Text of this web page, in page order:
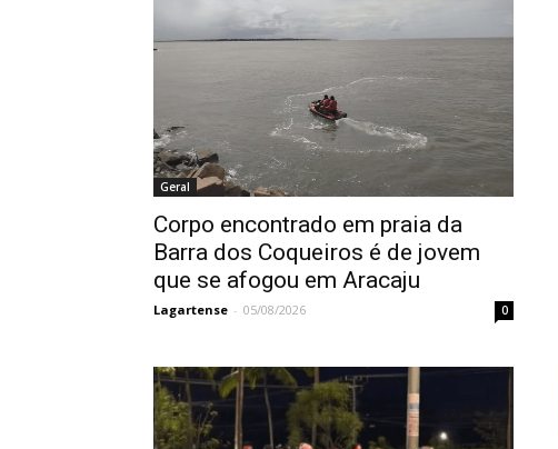
Geral
Corpo encontrado em praia da
Barra dos Coqueiros é de jovem
que se afogou em Aracaju
Lagartense - 05/08/2026 0